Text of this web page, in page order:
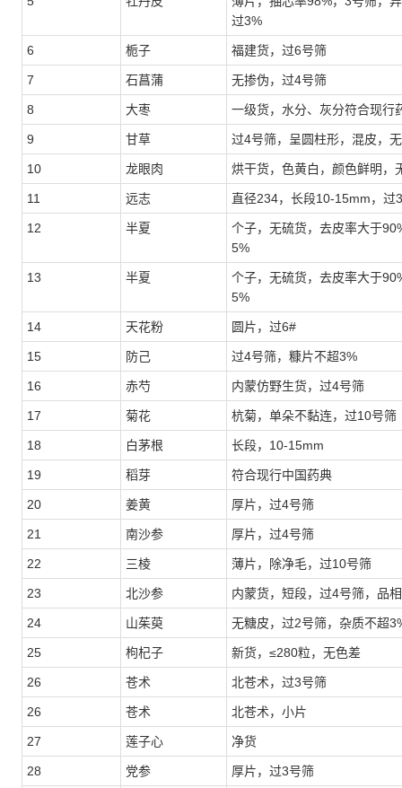
过3%
6 栀子 福建货，过6号筛
7 石菖蒲 无掺伪，过4号筛
8 大枣 一级货，水分、灰分符合现行
9 甘草 过4号筛，呈圆柱形，混皮，
10 龙眼肉 烘干货，色黄白，颜色鲜明，
11 远志 直径234，长段10-15mm，过
12 半夏
个子，无硫货，去皮率大于
5%
13 半夏
个子，无硫货，去皮率大于
5%
14 天花粉 圆片，过6#
15 防己 过4号筛，糠片不超3%
16 赤芍 内蒙仿野生货，过4号筛
17 菊花 杭菊，单朵不黏连，过10号筛
18 白茅根 长段，10-15mm
19 稻芽 符合现行中国药典
20 姜黄 厚片，过4号筛
21 南沙参 厚片，过4号筛
22 三棱 薄片，除净毛，过10号筛
23 北沙参 内蒙货，短段，过4号筛，品
24 山茱萸 无糖皮，过2号筛，杂质不超
25 枸杞子 新货，≤280粒，无色差
26 苍术 北苍术，过3号筛
26 苍术 北苍术，小片
27 莲子心 净货
28 党参 厚片，过3号筛